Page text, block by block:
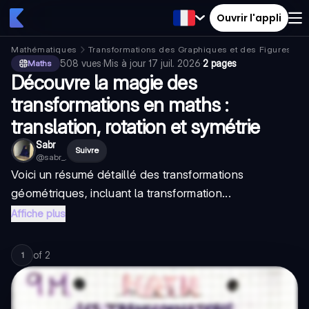
Ouvrir l'appli
Mathématiques Transformations des Graphiques et des Figures
Maths
508 vues·Mis à jour17 juil. 2026·2 pages
Découvre la magie des
transformations en maths :
translation, rotation et symétrie
Sabr
@sabr_.
Suivre
Voici un résumé détaillé des transformations
géométriques, incluant la transformation...
Affiche plus
1 of 2